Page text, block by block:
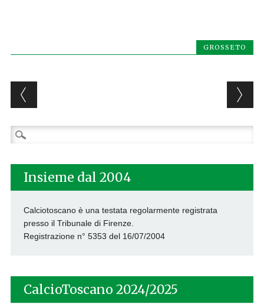
GROSSETO
Post navigation
Ricerca
per:
Insieme dal 2004
Calciotoscano è una testata regolarmente registrata
presso il Tribunale di Firenze.
Registrazione n° 5353 del 16/07/2004
CalcioToscano 2024/2025